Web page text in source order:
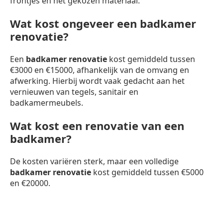
Wat kost ongeveer een badkamer
renovatie?
Een badkamer renovatie kost gemiddeld tussen
€3000 en €15000, afhankelijk van de omvang en
afwerking. Hierbij wordt vaak gedacht aan het
vernieuwen van tegels, sanitair en
badkamermeubels.
Wat kost een renovatie van een
badkamer?
De kosten variëren sterk, maar een volledige
badkamer renovatie kost gemiddeld tussen €5000
en €20000.